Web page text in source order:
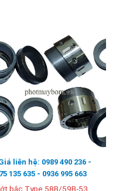
liên hệ: 0989 490 236 -
135 635 - 0936 995 663
bậc Type 58B/59B-53